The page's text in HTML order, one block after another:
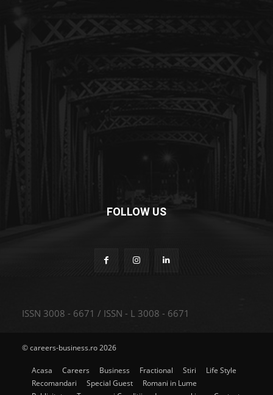
FOLLOW US
ISSN 3008 - 6671 / ISSN - L 3008 - 6671
© careers-business.ro 2026
Acasa Careers Business Fractional Stiri
Life Style
Recomandari
Special Guest
Romani in Lume